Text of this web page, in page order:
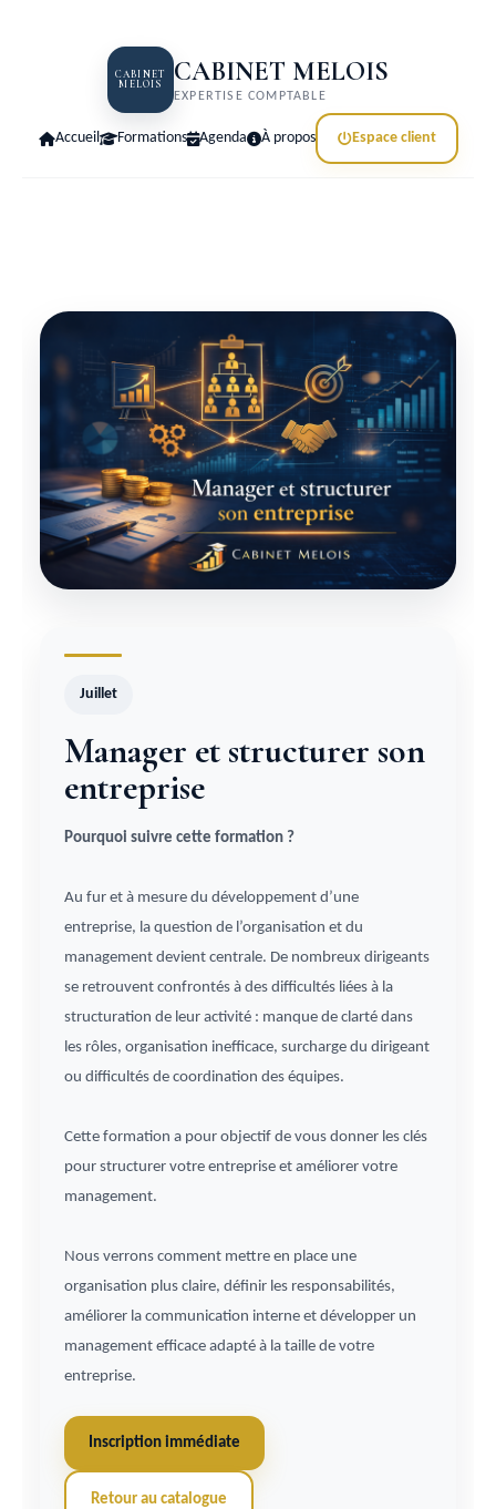
CABINET
MELOIS
CABINET MELOIS
EXPERTISE COMPTABLE
Accueil Formations Agenda À propos Espace client
Juillet
Manager et structurer son
entreprise
Pourquoi suivre cette formation ?
Au fur et à mesure du développement d’une
entreprise, la question de l’organisation et du
management devient centrale. De nombreux dirigeants
se retrouvent confrontés à des difficultés liées à la
structuration de leur activité : manque de clarté dans
les rôles, organisation inefficace, surcharge du dirigeant
ou difficultés de coordination des équipes.
Cette formation a pour objectif de vous donner les clés
pour structurer votre entreprise et améliorer votre
management.
Nous verrons comment mettre en place une
organisation plus claire, définir les responsabilités,
améliorer la communication interne et développer un
management efficace adapté à la taille de votre
entreprise.
Inscription immédiate
Retour au catalogue